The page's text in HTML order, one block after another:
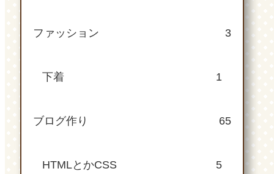
ファッション 3
下着 1
ブログ作り 65
HTMLとかCSS 5